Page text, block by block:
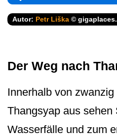
Autor: Petr Liška ©
Der Weg nach
Innerhalb von
Thangsyap aus sehen
Wasserfälle und zum